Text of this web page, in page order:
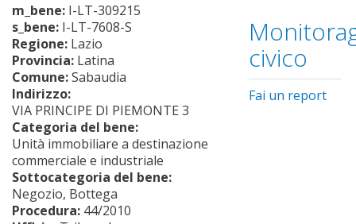
m_bene: I-LT-309215
s_bene: I-LT-7608-S
Regione: Lazio
Provincia: Latina
Comune:Sabaudia
Indirizzo:
VIA PRINCIPE DI PIEMONTE 3
Categoria del bene:
Unità immobiliare a destinazione
commerciale e industriale
Sottocategoria del bene:
Negozio, Bottega
Procedura: 44/2010
civico
Fai un report